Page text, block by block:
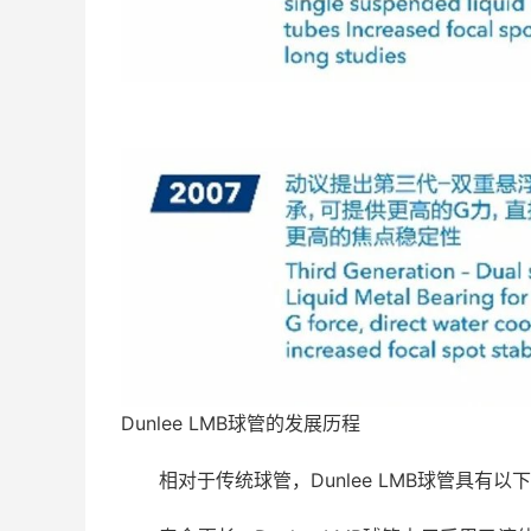
Dunlee LMB球管的发展历程
相对于传统球管，Dunlee LMB球管具有以